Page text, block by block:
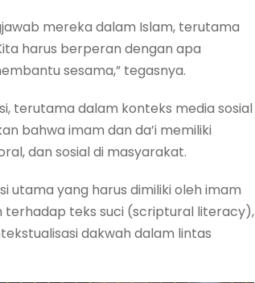
mereka dalam Islam, terutama
harus berperan dengan apa
sesama,” tegasnya.
terutama dalam konteks media sosial
bahwa imam dan da’i memiliki
dan sosial di masyarakat.
yang harus dimiliki oleh imam
terhadap teks suci (scriptural literacy),
dakwah dalam lintas